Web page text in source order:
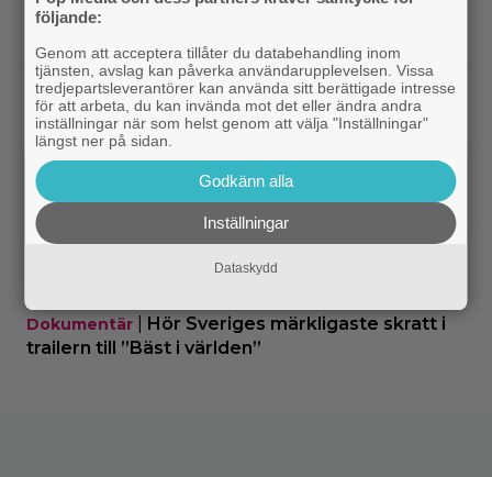
IKEA hyllas världen över – efter briljant blinkning
till Alexander Skarsgård
Apple TV|Bortglömd komedi från 1984 blev
Robin Williams favorit: ”Min bästa film”
HBO Max
Två nya skådisar redo att skapa
drama i ”Heated Rivalry” säsong 2
Netflix|Netflix har stängt in en snubbe i en
reklamskylt – PR-tricket som får LA att titta upp
Dokumentär
Hör Sveriges märkligaste skratt i
trailern till ”Bäst i världen”
följande:
Genom att acceptera tillåter du databehandling inom
tjänsten, avslag kan påverka användarupplevelsen. Vissa
tredjepartsleverantörer kan använda sitt berättigade intresse
för att arbeta, du kan invända mot det eller ändra andra
inställningar när som helst genom att välja "Inställningar"
längst ner på sidan.
Godkänn alla
Inställningar
Dataskydd